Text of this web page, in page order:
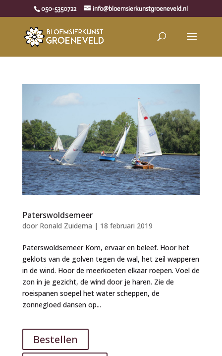
050-5350722 info@bloemsierkunstgroeneveld.nl
Paterswoldsemeer
door Ronald Zuidema | 18 februari 2019
Paterswoldsemeer Kom, ervaar en beleef. Hoor het
geklots van de golven tegen de wal, het zeil wapperen
in de wind. Hoor de meerkoeten elkaar roepen. Voel de
zon in je gezicht, de wind door je haren. Zie de
roeispanen soepel het water scheppen, de
zonnegloed dansen op...
Bestellen